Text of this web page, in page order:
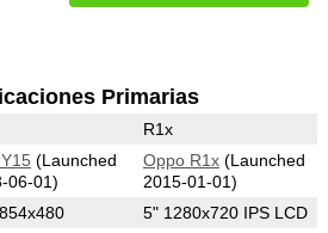
Primarias
R1x
(Launched
06-01)
Oppo R1x(Launched
2015-01-01)
5" 1280x720 IPS LCD